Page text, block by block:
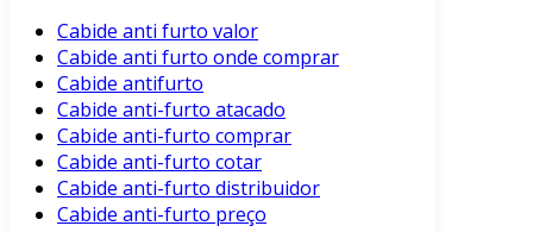
Cabide anti furto valor
Cabide anti furto onde comprar
Cabide antifurto
Cabide anti-furto atacado
Cabide anti-furto comprar
Cabide anti-furto cotar
Cabide anti-furto distribuidor
Cabide anti-furto preço